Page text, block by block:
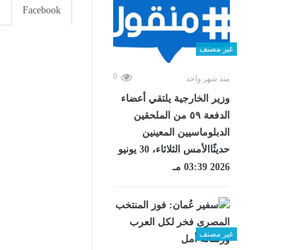
غير مصنف
منذ شهر واحد 0
وزير الخارجية يلتقي أعضاء
الدفعة ٥٩ من الملحقين
الدبلوماسيين المعينين
حديثًاالأمس الثلاثاء، 30 يونيو
2026 03:39 مـ
غير مصنف
Facebook